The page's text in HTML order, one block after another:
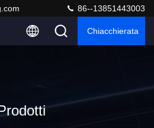
86--13851443003
Chiacchierata